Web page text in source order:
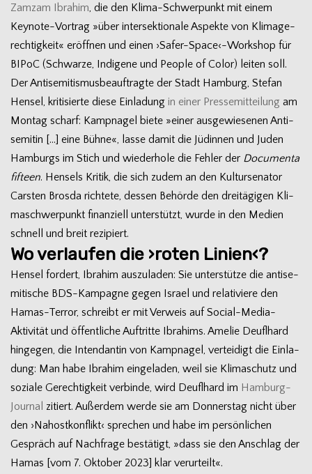
Zamzam Ibra­him, die den Klima-Schwerpunkt mit einem
Keynote-Vortrag »über inter­sek­tio­nale Aspekte von Kli­ma­ge­
rech­tig­keit« eröff­nen und einen ›Safer-Space‹-Workshop für
BIPoC (Schwarze, Indi­gene und Peo­ple of Color) lei­ten soll.
Der Anti­se­mi­tis­mus­be­auf­tragte der Stadt Ham­burg, Ste­fan
Hen­sel, kri­ti­sierte diese Ein­la­dung in einer Pres­se­mit­tei­lung am
Mon­tag scharf: Kamp­na­gel biete »einer aus­ge­wie­se­nen Anti­
se­mi­tin […] eine Bühne«, lasse damit die Jüdin­nen und Juden
Ham­burgs im Stich und wie­der­hole die Feh­ler der Docu­menta
fif­teen. Hen­sels Kri­tik, die sich zudem an den Kul­tur­se­na­tor
Cars­ten Brosda rich­tete, des­sen Behörde den drei­tä­gi­gen Kli­
ma­schwer­punkt finan­zi­ell unter­stützt, wurde in den Medien
schnell und breit rezipiert.
Wo verlaufen die ›roten Linien‹?
Hen­sel for­dert, Ibra­him aus­zu­la­den: Sie unter­stütze die anti­se­
mi­ti­sche BDS-Kampagne gegen Israel und rela­ti­viere den
Hamas-Terror, schreibt er mit Ver­weis auf Social-Media-
Aktivität und öffent­li­che Auf­tritte Ibra­hims. Ame­lie Deufl­hard
hin­ge­gen, die Inten­dan­tin von Kamp­na­gel, ver­tei­digt die Ein­la­
dung: Man habe Ibra­him ein­ge­la­den, weil sie Kli­ma­schutz und
soziale Gerech­tig­keit ver­binde, wird Deufl­hard im Hamburg-
Journal zitiert. Außer­dem werde sie am Don­ners­tag nicht über
den ›Nah­ost­kon­flikt‹ spre­chen und habe im per­sön­li­chen
Gespräch auf Nach­frage bestä­tigt, »dass sie den Anschlag der
Hamas [vom 7. Okto­ber 2023] klar verurteilt«.